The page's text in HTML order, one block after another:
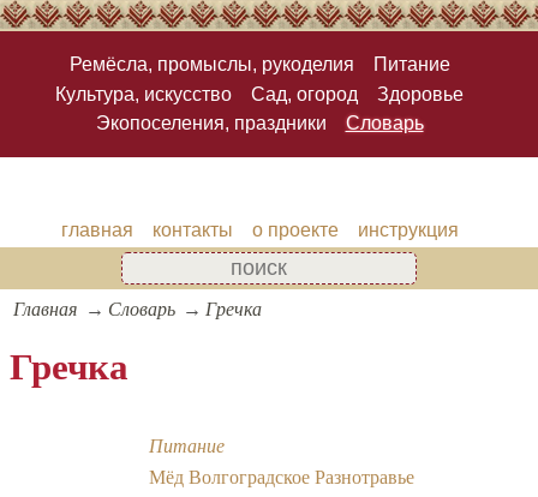
Ремёсла, промыслы, рукоделия
Питание
Культура, искусство
Сад, огород
Здоровье
Экопоселения, праздники
Словарь
главная контакты о проекте инструкция
Главная Словарь Гречка
Гречка
Питание
Мёд Волгоградское Разнотравье